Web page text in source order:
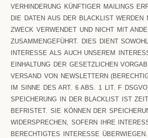
HINDERUNG KÜNFTIGER MAILINGS
E DATEN AUS DER BLACKLIST WERDEN
CK VERWENDET UND NICHT MIT ANDEREN
AMMENGEFÜHRT. DIES DIENT SOWOHL
ERESSE ALS AUCH UNSEREM INTERESSE
HALTUNG DER GESETZLICHEN VORGABEN
SAND VON NEWSLETTERN
SINNE DES ART. 6 ABS. 1 LIT. F DSGVO).
ICHERUNG IN DER BLACKLIST IST
RISTET. SIE KÖNNEN DER SPEICHERUNG
ERSPRECHEN, SOFERN IHRE INTERESSEN
ECHTIGTES INTERESSE ÜBERWIEGEN.